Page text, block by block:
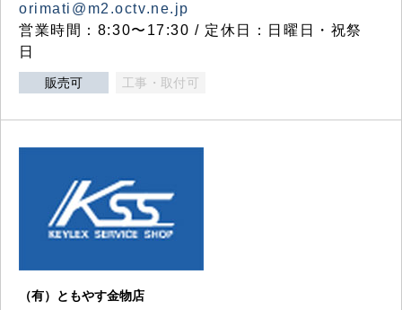
orimati@m2.octv.ne.jp
営業時間：8:30〜17:30 / 定休日：日曜日・祝祭
日
販売可 工事・取付可
（有）ともやす金物店